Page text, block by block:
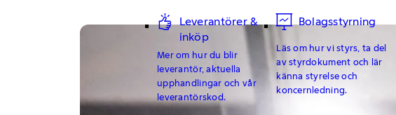
Leverantörer &
inköp
Mer om hur du blir
leverantör, aktuella
upphandlingar och vår
leverantörskod.
Bolagsstyrning
Läs om hur vi styrs, ta del
av styrdokument och lär
känna styrelse och
koncernledning.